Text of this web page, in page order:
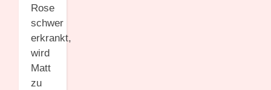
Rose
schwer
erkrankt,
wird
Matt
zu